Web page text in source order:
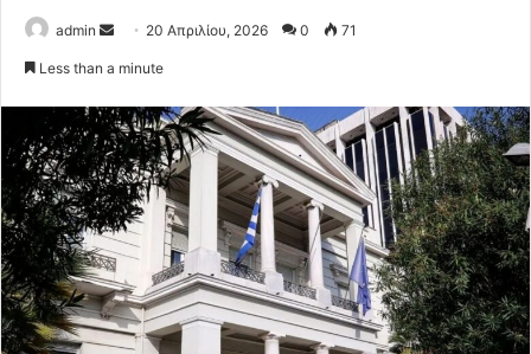
admin
Send 20 Απριλίου, 2026 0 71
Less than a minute